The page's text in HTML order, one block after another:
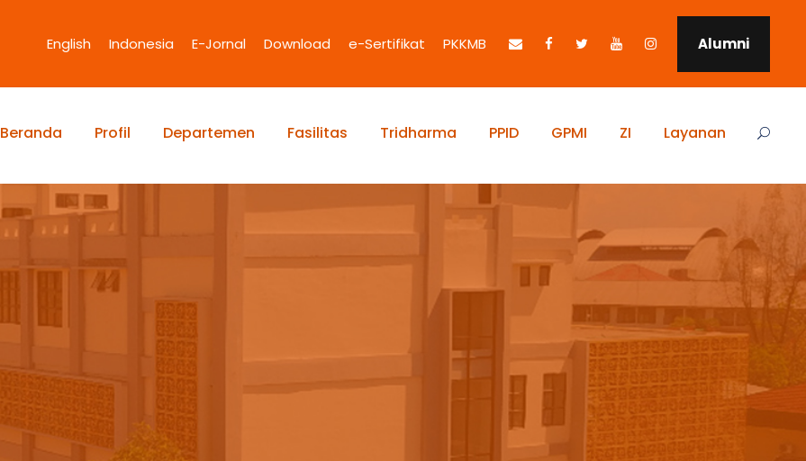
English Indonesia E-Jornal Download e-Sertifikat PKKMB Alumni
Beranda Profil Departemen Fasilitas Tridharma PPID GPMI ZI Layanan